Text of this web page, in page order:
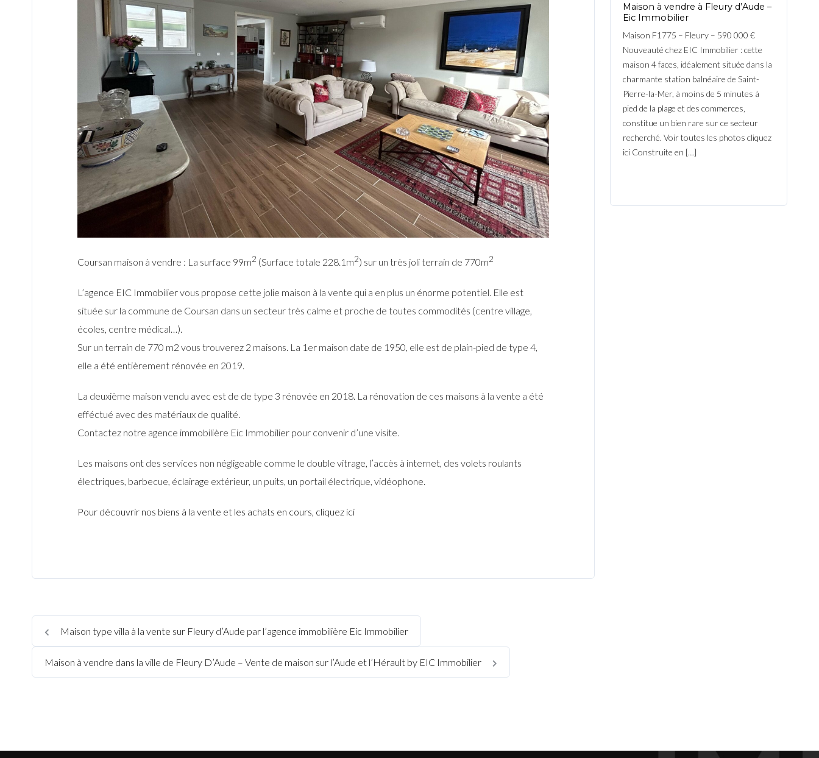
Coursan maison à vendre : La surface 99m2 (Surface totale 228.1m2) sur un très joli terrain de 770m2
L’agence EIC Immobilier vous propose cette jolie maison à la vente qui a en plus un énorme potentiel. Elle est
située sur la commune de Coursan dans un secteur très calme et proche de toutes commodités (centre village,
écoles, centre médical…).
Sur un terrain de 770 m2 vous trouverez 2 maisons. La 1er maison date de 1950, elle est de plain-pied de type 4,
elle a été entièrement rénovée en 2019.
La deuxième maison vendu avec est de de type 3 rénovée en 2018. La rénovation de ces maisons à la vente a été
efféctué avec des matériaux de qualité.
Contactez notre agence immobilière Eic Immobilier pour convenir d’une visite.
Les maisons ont des services non négligeable comme le double vitrage, l’accès à internet, des volets roulants
électriques, barbecue, éclairage extérieur, un puits, un portail électrique, vidéophone.
Pour découvrir nos biens à la vente et les achats en cours, cliquez ici
Maison type villa à la vente sur Fleury d’Aude par l’agence immobilière Eic Immobilier
Maison à vendre dans la ville de Fleury D’Aude – Vente de maison sur l’Aude et l’Hérault by EIC Immobilier
Maison à vendre à Fleury d’Aude –
Eic Immobilier
Maison F1775 – Fleury – 590 000 €
Nouveauté chez EIC Immobilier : cette
maison 4 faces, idéalement située dans la
charmante station balnéaire de Saint-
Pierre-la-Mer, à moins de 5 minutes à
pied de la plage et des commerces,
constitue un bien rare sur ce secteur
recherché. Voir toutes les photos cliquez
ici Construite en […]